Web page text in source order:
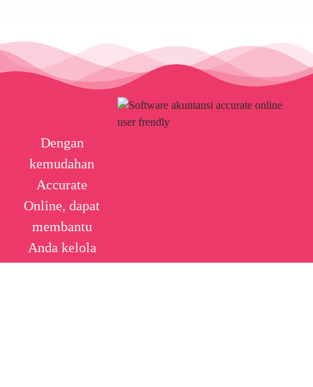
Dengan
kemudahan
Accurate
Online, dapat
membantu
Anda kelola